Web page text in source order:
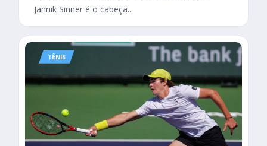
Jannik Sinner é o cabeça...
TÊNIS